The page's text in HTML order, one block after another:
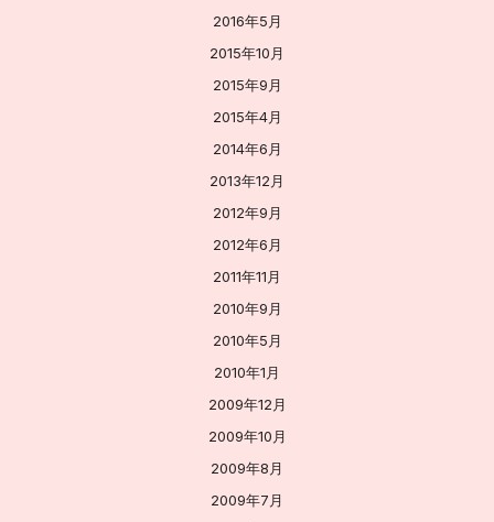
2016年5月
2015年10月
2015年9月
2015年4月
2014年6月
2013年12月
2012年9月
2012年6月
2011年11月
2010年9月
2010年5月
2010年1月
2009年12月
2009年10月
2009年8月
2009年7月